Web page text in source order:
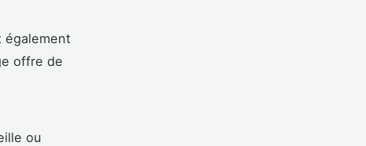
également
offre de
ou